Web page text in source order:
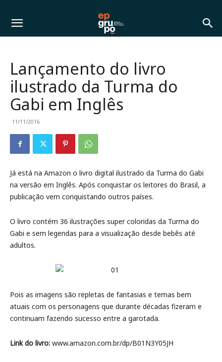
Lançamento do livro
ilustrado da Turma do
Gabi em Inglês
11/11/2016
Já está na Amazon o livro digital ilustrado da Turma do Gabi
na versão em Inglês. Após conquistar os leitores do Brasil, a
publicação vem conquistando outros países.
O livro contém 36 ilustrações super coloridas da Turma do
Gabi e sem legendas para a visualização desde bebês até
adultos.
Pois as imagens são repletas de fantasias e temas bem
atuais com os personagens que durante décadas fizeram e
continuam fazendo sucesso entre a garotada.
Link do livro: www.amazon.com.br/dp/B01N3Y05JH